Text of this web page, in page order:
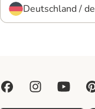
Deutschland / de